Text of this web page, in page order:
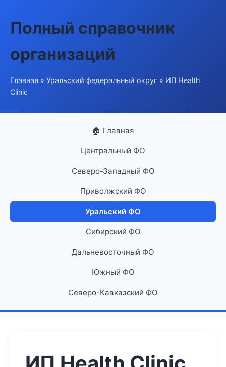
Полный справочник
организаций
Главная » Уральский федеральный округ » ИП Health
Clinic
🏠 Главная
Центральный ФО
Северо-Западный ФО
Приволжский ФО
Уральский ФО
Сибирский ФО
Дальневосточный ФО
Южный ФО
Северо-Кавказский ФО